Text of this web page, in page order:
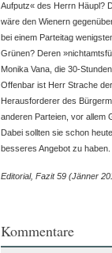
Aufputz« des Herrn Häupl?
wäre den Wienern
bei einem Parteitag
Grünen? Deren
Monika Vana, die 30-
Offenbar ist Herr Strache
Herausforderer des
anderen Parteien, vor allem
Dabei sollten sie schon
besseres Angebot zu haben.
Editorial, Fazit 59 (Jänner
Kommentare